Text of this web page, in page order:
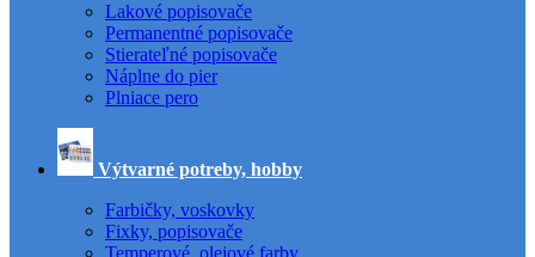
Lakové popisovače
Permanentné popisovače
Stierateľné popisovače
Náplne do pier
Plniace pero
Výtvarné potreby, hobby
Farbičky, voskovky
Fixky, popisovače
Temperové, olejové farby